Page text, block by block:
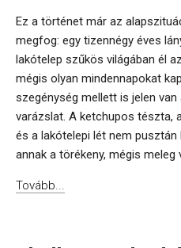
Ez a történet már az
megfog: egy tizennégy éves
lakótelep szűkös világában él
mégis olyan mindennapokat
szegénység mellett is jelen
varázslat. A ketchupos tészta,
és a lakótelepi lét nem
annak a törékeny, mégis meleg
Tovább...